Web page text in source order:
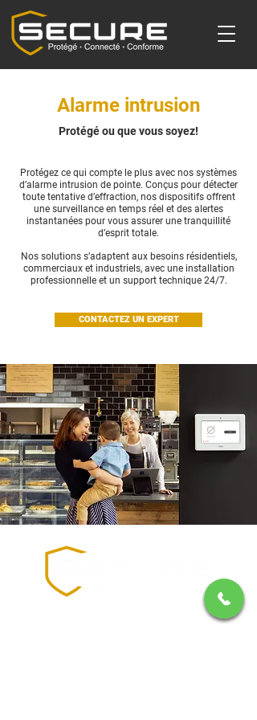
Alarme intrusion
Protégé ou que vous soyez!
Protégez ce qui compte le plus avec nos systèmes
d’alarme intrusion de pointe. Conçus pour détecter
toute tentative d’effraction, nos dispositifs offrent
une surveillance en temps réel et des alertes
instantanées pour vous assurer une tranquillité
d’esprit totale.
Nos solutions s’adaptent aux besoins résidentiels,
commerciaux et industriels, avec une installation
professionnelle et un support technique 24/7.
CONTACTEZ UN EXPERT